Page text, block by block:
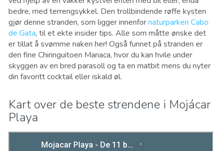
bedre, med terrengsykkel. Den trollbindende røffe kysten
gjør denne stranden, som ligger innenfornaturparken Cabo
de Gata, til et ekte insider tips. Alle som måtte ønske det
er tillat å svømme naken her! Også funnet på stranden er
den fine Chiringuitoen Manaca, hvor du kan hvile under
skyggen av en bred parasoll og ta en matbit mens du nyter
din favoritt cocktail eller iskald øl.
Kart over de beste strendene i Mojácar
Playa